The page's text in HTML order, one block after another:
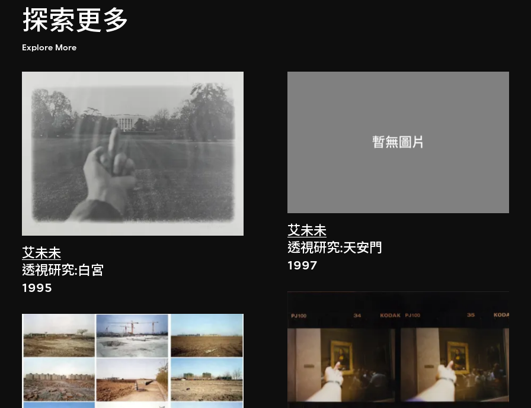
探索更多
Explore More
艾未未
透視研究:白宮
1995
艾未未
透視研究:天安門
1997